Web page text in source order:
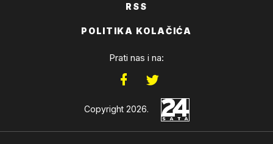
RSS
POLITIKA KOLAČIĆA
Prati nas i na:
Copyright 2026.